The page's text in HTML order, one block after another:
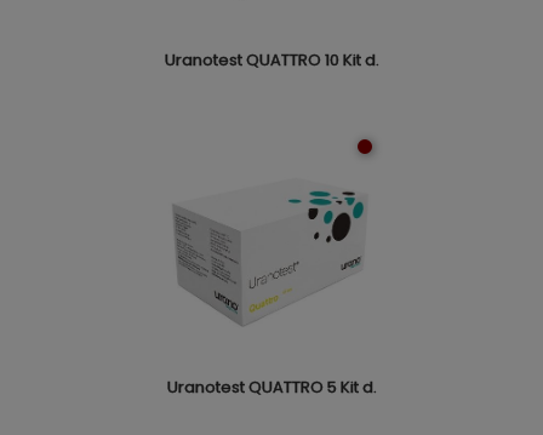
Uranotest QUATTRO 10 Kit d.
Uranotest QUATTRO 5 Kit d.